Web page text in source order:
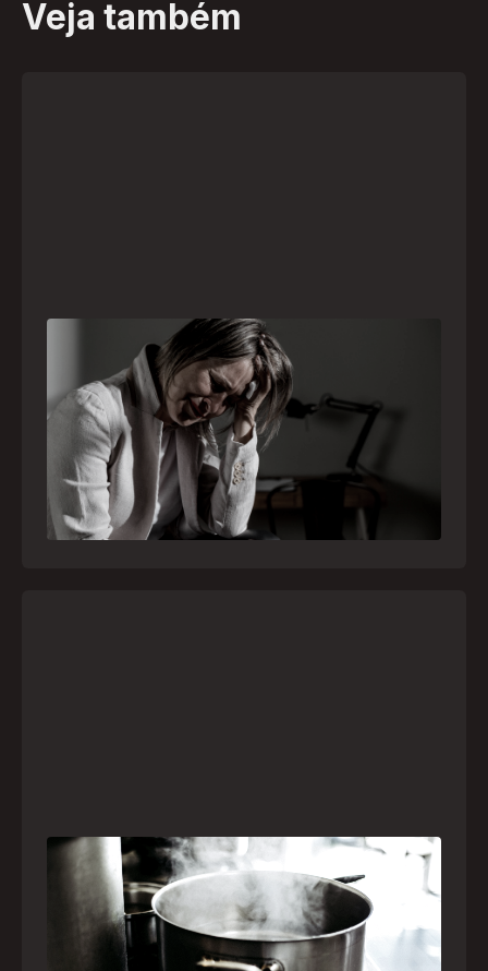
Veja também
Crise psiquiátrica é urgência médica: saiba
como o SAMU atua nesses casos
Surtos, tentativas de suicídio e episódios de
agitação intensa são considerados urgências
médicas e devem receber atendimento
especializado pelo telefone 192
21 julho, 2026
Frio leva brasileiros a improvisar para se
aquecer e aumenta risco de queimaduras
dentro de casa
O inverno chegou e, com ele, práticas perigosas